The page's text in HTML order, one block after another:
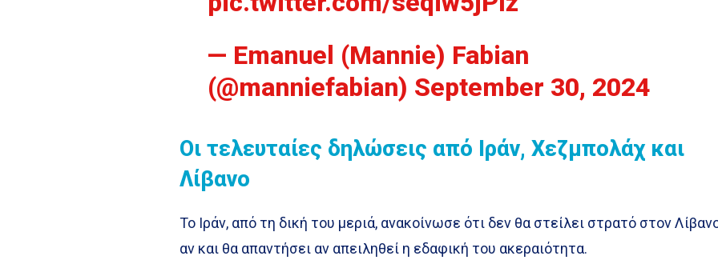
— Emanuel (Mannie) Fabian
(@manniefabian) September 30, 2024
Οι τελευταίες δηλώσεις από Ιράν, Χεζμπολάχ και
Λίβανο
Το Ιράν, από τη δική του μεριά, ανακοίνωσε ότι δεν θα στείλει στρατό στον
αν και θα απαντήσει αν απειληθεί η εδαφική του ακεραιότητα.